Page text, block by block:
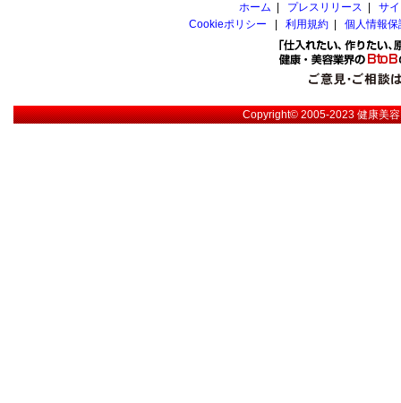
ホーム
プレスリリース
サ
Cookieポリシー
利用規約 個人情報
Copyright© 2005-2023健康美